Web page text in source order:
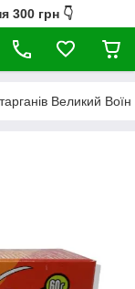
300 грн 👇
тарганів Великий